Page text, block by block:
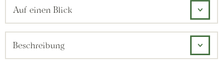
Auf einen Blick
Beschreibung